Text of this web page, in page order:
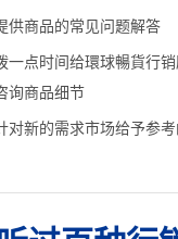
供商品的常见问题解答
一点时间给環球暢貨行
询商品细节
对新的需求市场给予参